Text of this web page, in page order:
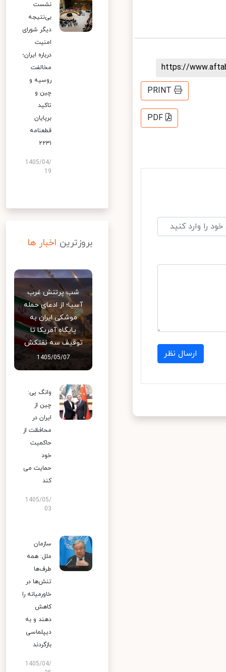
https://
PRINT
PDF
ارسال نظر
نشست
بی‌نتیجه
دیگر شورای
امنیت
درباره ایران؛
مخالفت
روسیه و
چین و
تاکید
برپایان
قطعنامه
۲۲۳۱
1405/04/
19
بروزترین اخبار ها
شب پرتنش غرب
آسیا؛ از ادعای حمله
موشکی ایران به
پایگاه آمریکا تا
توقیف سه نفتکش
1405/05/07
وانگ یی:
چین از
ایران در
محافظت از
حاکمیت
خود
حمایت می
کند
1405/05/
03
سازمان
ملل: همه
طرف‌ها
تنش‌ها در
خاورمیانه را
کاهش
دهند و به
دیپلماسی
بازگردند
1405/04/